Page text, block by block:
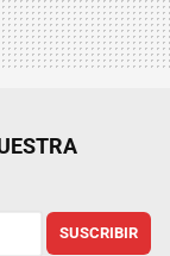
SUSCRIBIR